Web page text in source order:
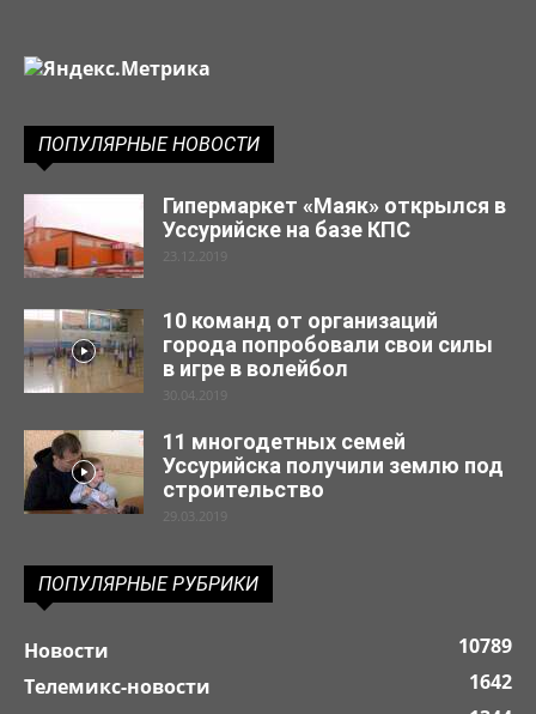
ПОПУЛЯРНЫЕ НОВОСТИ
Гипермаркет «Маяк» открылся в
Уссурийске на базе КПС
23.12.2019
10 команд от организаций
города попробовали свои силы
в игре в волейбол
30.04.2019
11 многодетных семей
Уссурийска получили землю под
строительство
29.03.2019
ПОПУЛЯРНЫЕ РУБРИКИ
Новости
10789
Телемикс-новости
1642